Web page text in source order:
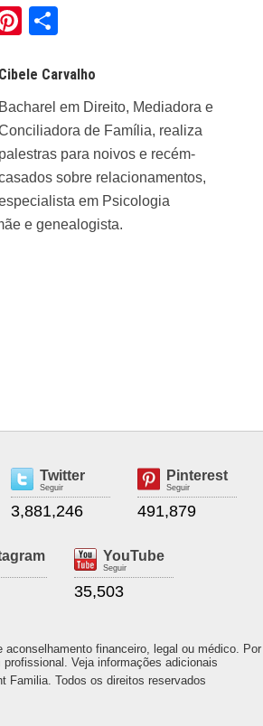
Pinterest
Cibele Carvalho
Bacharel em Direito, Mediadora e
de Família, realiza
palestras para noivos e recém-
sobre relacionamentos,
em Psicologia
e genealogista.
Twitter
Seguir
3,881,246
Pinterest
Seguir
491,879
YouTube
Seguir
35,503
aconselhamento financeiro, legal ou médico. Por
Veja informações adicionais
Familia. Todos os direitos reservados